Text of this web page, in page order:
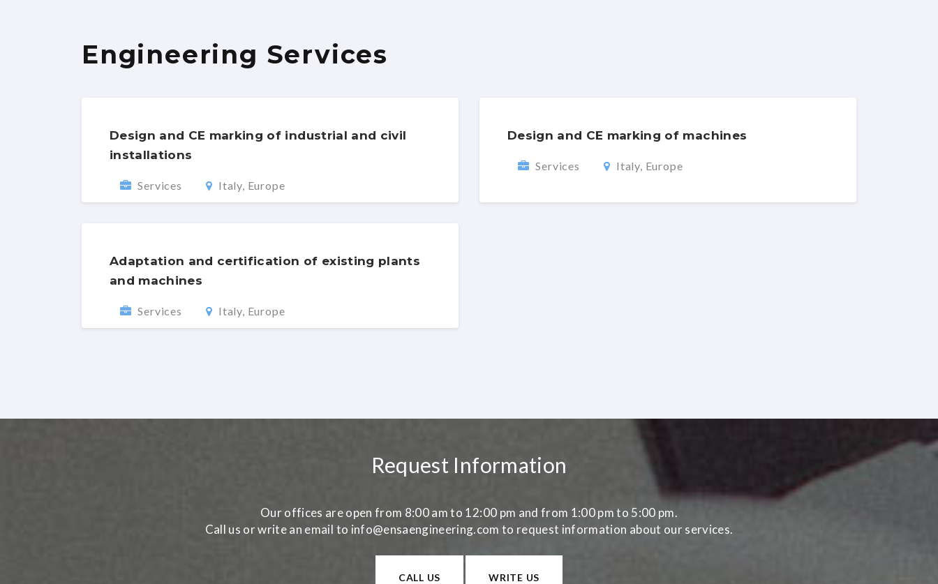
Engineering Services
Design and CE marking of industrial and civil
installations
Services Italy, Europe
Design and CE marking of machines
Services Italy, Europe
Adaptation and certification of existing plants
and machines
Services Italy, Europe
Request Information
Our offices are open from 8:00 am to 12:00 pm and from 1:00 pm to 5:00 pm.
Call us or write an email to info@ensaengineering.com to request information about our services.
CALL US WRITE US